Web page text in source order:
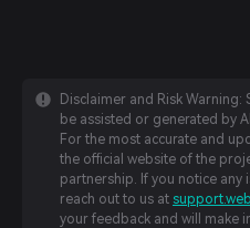
Disclaimer and Risk
be assisted or generated by
For the most accurate and
the official website of the
partnership. If you notice any
reach out to us at
your feedback and will make